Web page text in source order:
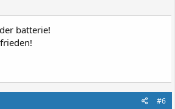
batterie!
#6